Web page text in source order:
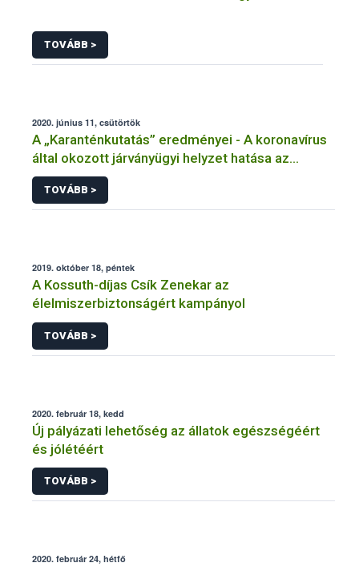
TOVÁBB >
2020. június 11, csütörtök
A „Karanténkutatás” eredményei - A koronavírus
által okozott járványügyi helyzet hatása az
élelmiszerfogyasztókra
TOVÁBB >
2019. október 18, péntek
A Kossuth-díjas Csík Zenekar az
élelmiszerbiztonságért kampányol
TOVÁBB >
2020. február 18, kedd
Új pályázati lehetőség az állatok egészségéért
és jólétéért
TOVÁBB >
2020. február 24, hétfő